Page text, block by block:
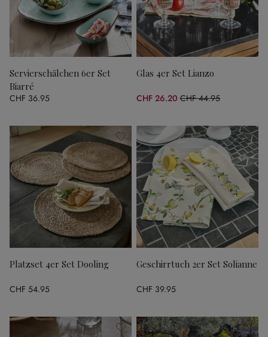
Servierschälchen 6er Set
Biarré
CHF 36.95
Glas 4er Set Lianzo
CHF 26.20 CHF 44.95
(41.71% gespart)
Platzset 4er Set Dooling
CHF 54.95
Geschirrtuch 2er Set Solianne
CHF 39.95